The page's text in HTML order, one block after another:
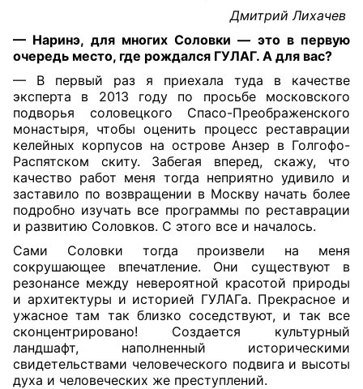
Дмитрий Лихачев
— Наринэ, для многих Соловки — это в первую
очередь место, где рождался ГУЛАГ. А для вас?
— В первый раз я приехала туда в качестве
эксперта в 2013 году по просьбе московского
подворья соловецкого Спасо-Преображенского
монастыря, чтобы оценить процесс реставрации
келейных корпусов на острове Анзер в Голгофо-
Распятском скиту. Забегая вперед, скажу, что
качество работ меня тогда неприятно удивило и
заставило по возвращении в Москву начать более
подробно изучать все программы по реставрации
и развитию Соловков. С этого все и началось.
Сами Соловки тогда произвели на меня
сокрушающее впечатление. Они существуют в
резонансе между невероятной красотой природы
и архитектуры и историей ГУЛАГа. Прекрасное и
ужасное там так близко соседствуют, и так все
сконцентрировано! Создается культурный
ландшафт, наполненный историческими
свидетельствами человеческого подвига и высоты
духа и человеческих же преступлений.